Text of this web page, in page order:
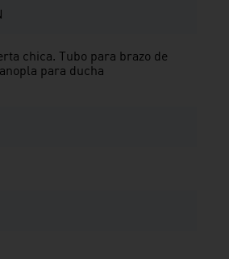
chica. Tubo para brazo de
para ducha